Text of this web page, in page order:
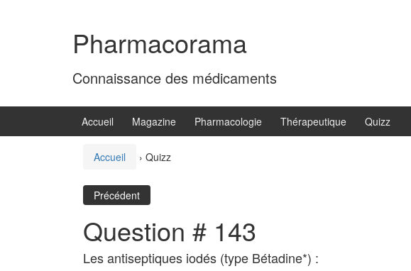
Pharmacorama
Connaissance des médicaments
Accueil Magazine Pharmacologie Thérapeutique Quizz
Accueil › Quizz
Précédent
Question # 143
Les antiseptiques iodés (type Bétadine*) :